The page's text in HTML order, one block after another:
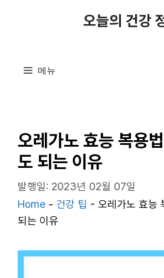
오늘의 건강
메뉴
오레가노 효능 복용
도 되는 이유
발행일: 2023년 02월 07일
Home - 건강 팁 - 오레가노 효능
되는 이유